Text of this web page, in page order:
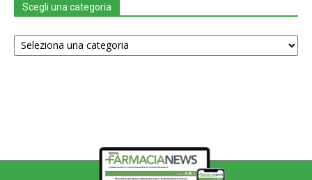
Scegli una categoria
Scegli
una